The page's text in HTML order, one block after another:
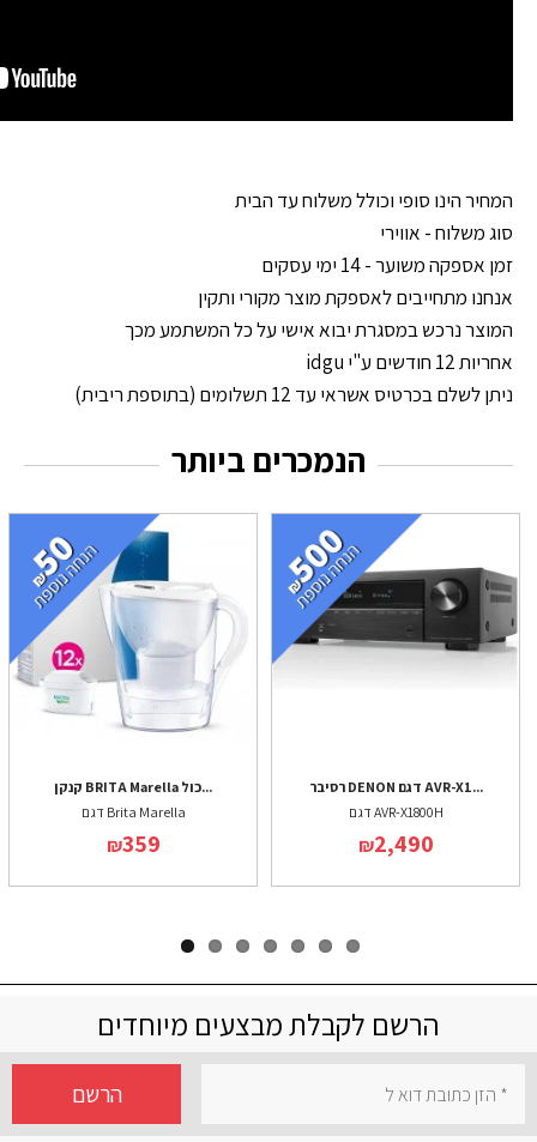
המחיר הינו סופי וכולל משלוח עד הבית
סוג משלוח - אווירי
זמן אספקה משוער - 14 ימי עסקים
אנחנו מתחייבים לאספקת מוצר מקורי ותקין
המוצר נרכש במסגרת יבוא אישי על כל המשתמע מכך
אחריות 12 חודשים ע"י idgu
ניתן לשלם בכרטיס אשראי עד 12 תשלומים (בתוספת ריבית)
הנמכרים ביותר
קנקן BRITA Marella כול...
דגם Brita Marella
₪359
רסיבר DENON דגם AVR-X1...
דגם AVR-X1800H
₪2,490
הרשם לקבלת מבצעים מיוחדים
הרשם